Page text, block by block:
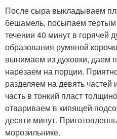
После сыра выкладываем
бешамель, посыпаем
течении 40 минут в горячей
образования румяной
вынимаем из духовки, даем
нарезаем на порции.
разделяем на девять
часть в тонкий пласт
отвариваем в кипящей
десяти минут.
морозильнике.